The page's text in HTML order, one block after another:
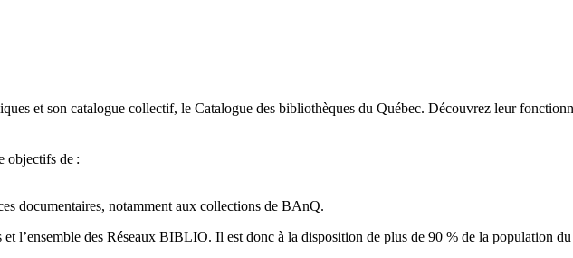
et son catalogue collectif, le Catalogue des bibliothèques du Québec. Découvrez leur
objectifs de :
documentaires, notamment aux collections de BAnQ.
et l’ensemble des Réseaux BIBLIO. Il est donc à la disposition de plus de 90 % de la population